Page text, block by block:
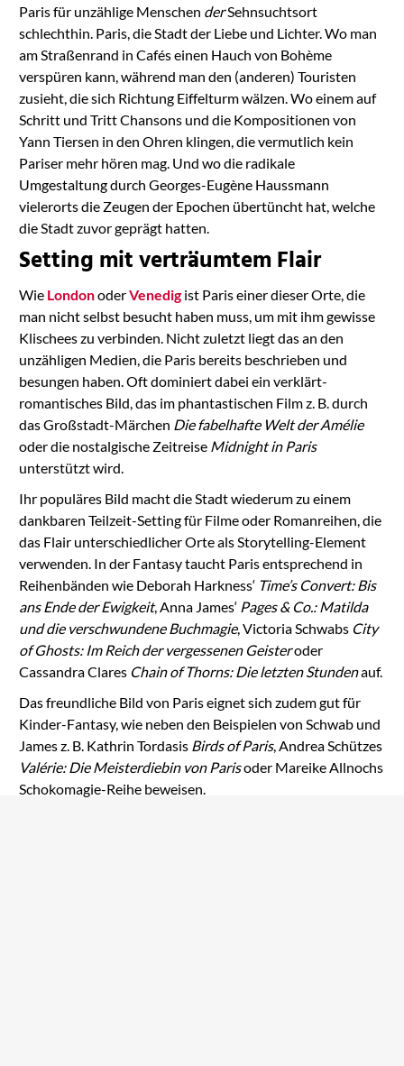
Paris für unzählige Menschen derSehnsuchtsort
schlechthin. Paris, die Stadt der Liebe und Lichter. Wo man
am Straßenrand in Cafés einen Hauch von Bohème
verspüren kann, während man den (anderen) Touristen
zusieht, die sich Richtung Eiffelturm wälzen. Wo einem auf
Schritt und Tritt Chansons und die Kompositionen von
Yann Tiersen in den Ohren klingen, die vermutlich kein
Pariser mehr hören mag. Und wo die radikale
Umgestaltung durch Georges-Eugène Haussmann
vielerorts die Zeugen der Epochen übertüncht hat, welche
die Stadt zuvor geprägt hatten.
Setting mit verträumtem Flair
Wie LondonoderVenedigist Paris einer dieser Orte, die
man nicht selbst besucht haben muss, um mit ihm gewisse
Klischees zu verbinden. Nicht zuletzt liegt das an den
unzähligen Medien, die Paris bereits beschrieben und
besungen haben. Oft dominiert dabei ein verklärt-
romantisches Bild, das im phantastischen Film z. B. durch
dasGroßstadt-Märchen Die fabelhafte Welt der Amélie
oder die nostalgische Zeitreise Midnight in Paris
unterstützt wird.
Ihr populäres Bild macht die Stadt wiederum zu einem
dankbaren Teilzeit-Setting für Filme oder Romanreihen, die
das Flair unterschiedlicher Orte als Storytelling-Element
verwenden. In der Fantasy taucht Paris entsprechend in
Reihenbänden wie Deborah Harkness‘ Time’s Convert: Bis
ans Ende der Ewigkeit, Anna James‘ Pages & Co.: Matilda
und die verschwundene Buchmagie, Victoria Schwabs City
of Ghosts: Im Reich der vergessenen Geisteroder
Cassandra Clares Chain of Thorns: Die letzten Stundenauf.
Das freundliche Bild von Paris eignet sich zudem gut für
Kinder-Fantasy, wie neben den Beispielen von Schwab und
James z. B. Kathrin TordasisBirds of Paris, Andrea Schützes
Valérie: Die Meisterdiebin von Parisoder Mareike Allnochs
Schokomagie-Reihe beweisen.